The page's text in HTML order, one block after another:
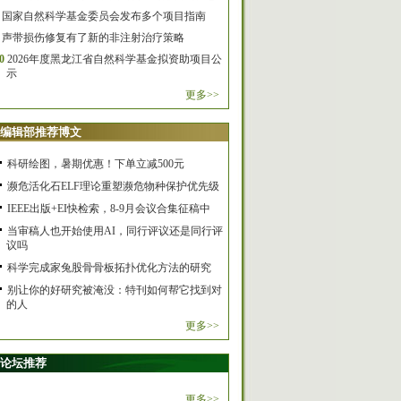
国家自然科学基金委员会发布多个项目指南
声带损伤修复有了新的非注射治疗策略
2026年度黑龙江省自然科学基金拟资助项目公
示
更多>>
编辑部推荐博文
科研绘图，暑期优惠！下单立减500元
濒危活化石ELF理论重塑濒危物种保护优先级
IEEE出版+EI快检索，8-9月会议合集征稿中
当审稿人也开始使用AI，同行评议还是同行评
议吗
科学完成家兔股骨骨板拓扑优化方法的研究
别让你的好研究被淹没：特刊如何帮它找到对
的人
更多>>
论坛推荐